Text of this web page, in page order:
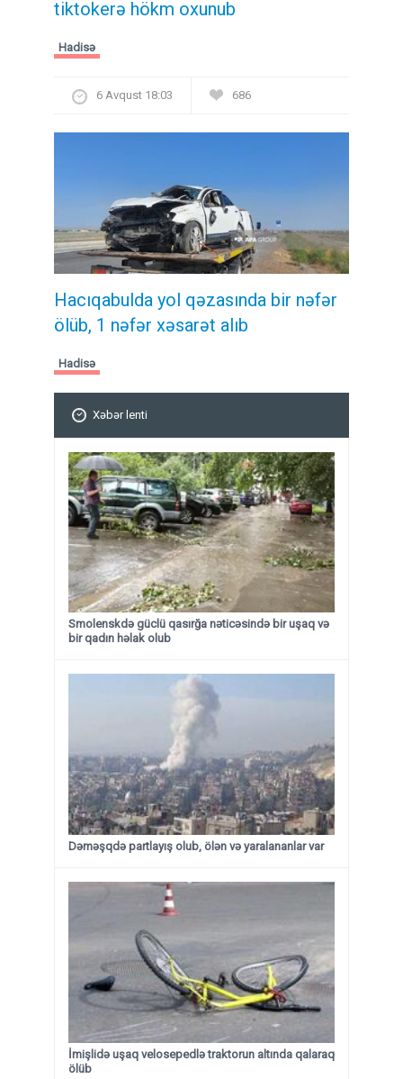
tiktokerə hökm oxunub
Hadisə
6 Avqust 18:03 686
Hacıqabulda yol qəzasında bir nəfər
ölüb, 1 nəfər xəsarət alıb
Hadisə
Xəbər lenti
Smolenskdə güclü qasırğa nəticəsində bir uşaq və
bir qadın həlak olub
Dəməşqdə partlayış olub, ölən və yaralananlar var
İmişlidə uşaq velosepedlə traktorun altında qalaraq
ölüb